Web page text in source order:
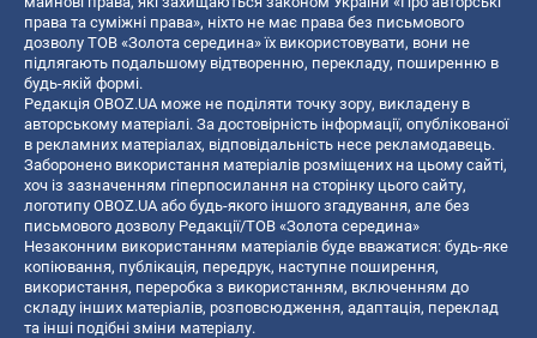
права та суміжні права», ніхто не має права без письмового
дозволу ТОВ «Золота середина» їх використовувати, вони не
підлягають подальшому відтворенню, перекладу, поширенню в
будь-якій формі.
Редакція OBOZ.UA може не поділяти точку зору, викладену в
авторському матеріалі. За достовірність інформації, опублікованої
в рекламних матеріалах, відповідальність несе рекламодавець.
Заборонено використання матеріалів розміщених на цьому сайті,
хоч із зазначенням гіперпосилання на сторінку цього сайту,
логотипу OBOZ.UA або будь-якого іншого згадування, але без
письмового дозволу Редакції/ТОВ «Золота середина»
Незаконним використанням матеріалів буде вважатися: будь-яке
копiювання, публiкацiя, передрук, наступне поширення,
використання, переробка з використанням, включенням до
складу інших матеріалів, розповсюдження, адаптація, переклад
та інші подібні зміни матеріалу.